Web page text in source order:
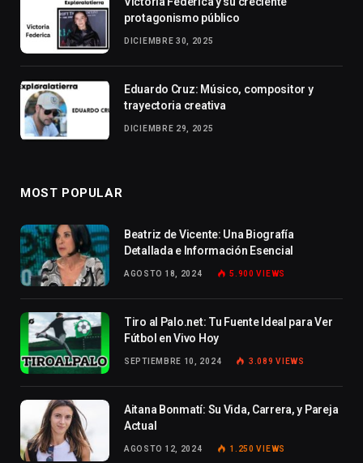
protagonismo público
DICIEMBRE 30, 2025
Eduardo Cruz: Músico, compositor y
trayectoria creativa
DICIEMBRE 29, 2025
MOST POPULAR
Beatriz de Vicente: Una Biografía
Detallada e Información Esencial
AGOSTO 18, 2024 5.900VIEWS
Tiro al Palo.net: Tu Fuente Ideal para Ver
Fútbol en Vivo Hoy
SEPTIEMBRE 10, 2024 3.089VIEWS
Aitana Bonmatí: Su Vida, Carrera, y Pareja
Actual
AGOSTO 12, 2024 1.250VIEWS